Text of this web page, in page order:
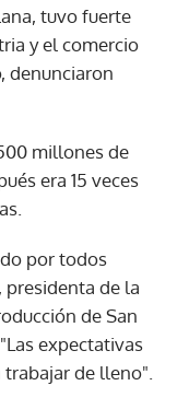
tuvo fuerte
y el comercio
denunciaron
millones de
era 15 veces
por todos
presidenta de la
de San
expectativas
trabajar de lleno".